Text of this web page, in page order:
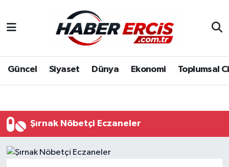
Güncel Siyaset Dünya Ekonomi Toplumsal
Şırnak Nöbetçi Eczaneler